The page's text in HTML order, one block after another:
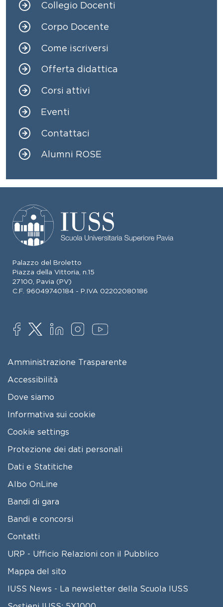
Collegio Docenti
Corpo Docente
Come iscriversi
Offerta didattica
Corsi attivi
Eventi
Contattaci
Alumni ROSE
Palazzo del Broletto
Piazza della Vittoria, n.15
27100, Pavia (PV)
C.F. 96049740184 - P.IVA 02202080186
SOCIAL
FOOTER MENU
Amministrazione Trasparente
Accessibilità
Dove siamo
Informativa sui cookie
Cookie settings
Protezione dei dati personali
Dati e Statitiche
FOOTER 2
Albo OnLine
Bandi di gara
Bandi e concorsi
Contatti
URP - Ufficio Relazioni con il Pubblico
Mappa del sito
IUSS News - La newsletter della Scuola IUSS